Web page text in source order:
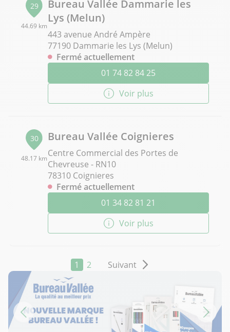
29
44.69 km
Bureau Vallée Dammarie les
Lys (Melun)
443 avenue André Ampère
77190 Dammarie les Lys (Melun)
Fermé actuellement
01 74 82 84 25
Voir plus
30
48.17 km
Bureau Vallée Coignieres
Centre Commercial des Portes de
Chevreuse - RN10
78310 Coignieres
Fermé actuellement
01 34 82 81 21
Voir plus
1 2 Suivant